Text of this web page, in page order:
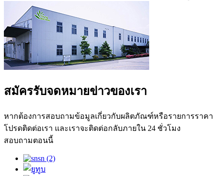
สมัครรับจดหมายข่าวของเรา
หากต้องการสอบถามข้อมูลเกี่ยวกับผลิตภัณฑ์หรือรายการราคา
โปรดติดต่อเรา และเราจะติดต่อกลับภายใน 24 ชั่วโมง
สอบถามตอนนี้